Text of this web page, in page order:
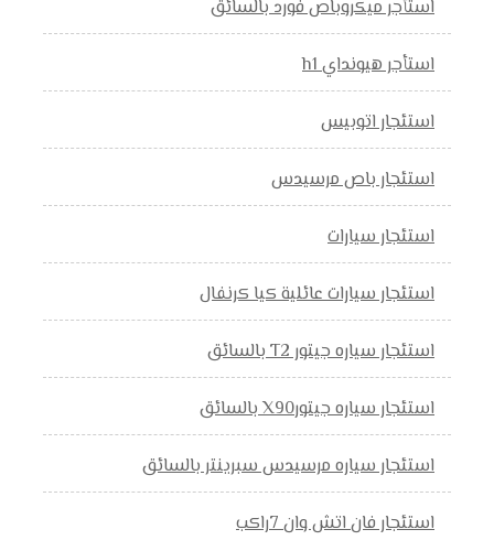
استأجر ميكروباص فورد بالسائق
استأجر هيونداي h1
استئجار اتوبيس
استئجار باص مرسيدس
استئجار سيارات
استئجار سيارات عائلية كيا كرنفال
استئجار سياره جيتور T2 بالسائق
استئجار سياره جيتورX90 بالسائق
استئجار سياره مرسيدس سبرينتر بالسائق
استئجار فان اتش وان 7راكب